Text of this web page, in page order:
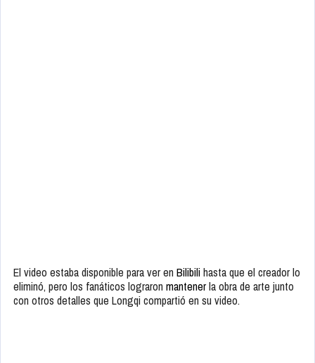
El video estaba disponible para ver en Bilibilihasta que el creador lo
eliminó, pero los fanáticos lograron mantenerla obra de arte junto
con otros detalles que Longqi compartió en su video.